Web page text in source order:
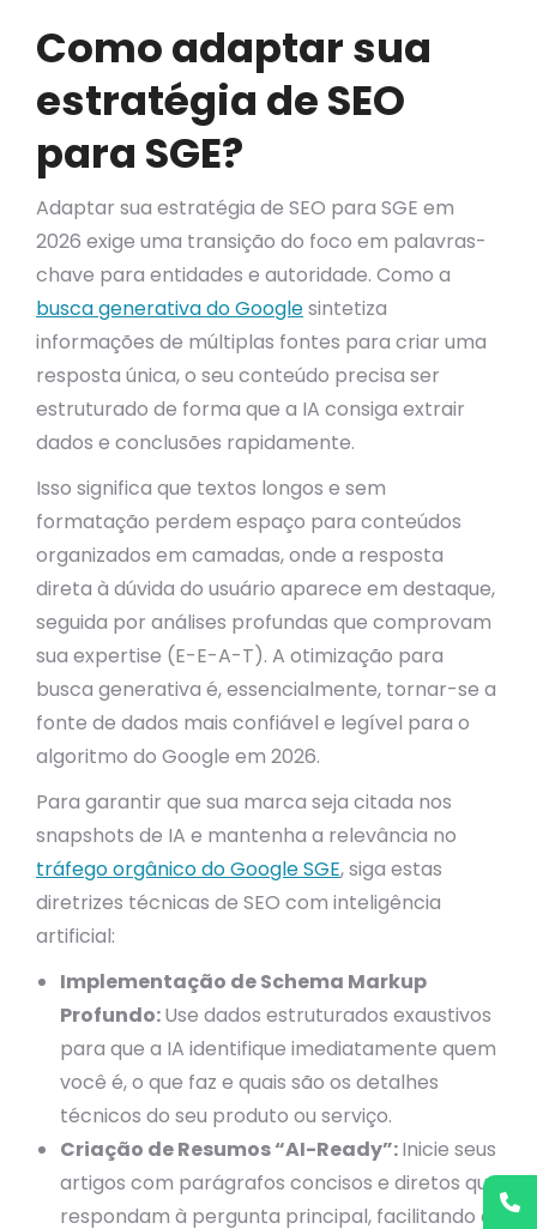
Como adaptar sua
estratégia de SEO
para SGE?
Adaptar sua estratégia de SEO para SGE em
2026 exige uma transição do foco em palavras-
chave para entidades e autoridade. Como a
busca generativa do Googlesintetiza
informações de múltiplas fontes para criar uma
resposta única, o seu conteúdo precisa ser
estruturado de forma que a IA consiga extrair
dados e conclusões rapidamente.
Isso significa que textos longos e sem
formatação perdem espaço para conteúdos
organizados em camadas, onde a resposta
direta à dúvida do usuário aparece em destaque,
seguida por análises profundas que comprovam
sua expertise (E-E-A-T). A otimização para
busca generativa é, essencialmente, tornar-se a
fonte de dados mais confiável e legível para o
algoritmo do Google em 2026.
Para garantir que sua marca seja citada nos
snapshots de IA e mantenha a relevância no
tráfego orgânico do Google SGE, siga estas
diretrizes técnicas de SEO com inteligência
artificial:
Implementação de Schema Markup
Profundo:Use dados estruturados exaustivos
para que a IA identifique imediatamente quem
você é, o que faz e quais são os detalhes
técnicos do seu produto ou serviço.
Criação de Resumos “AI-Ready”:Inicie seus
artigos com parágrafos concisos e diretos que
respondam à pergunta principal, facilitando a